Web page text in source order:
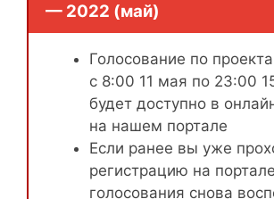
— 2022 (май)
Голосование по
с 8:00 11 мая по 23:00
будет доступно в
на нашем портале
Если ранее вы уже
регистрацию на
голосования снова